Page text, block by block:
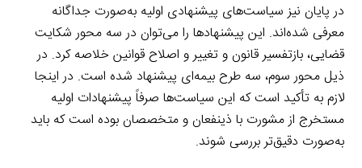
در پایان نیز سیاست‌های پیشنهادی اولیه به‌صورت جداگانه
معرفی شده‌اند. این پیشنهادها را می‌توان در سه محور شکایت
قضایی، بازتفسیر قانون و تغییر و اصلاح قوانین خلاصه کرد. در
ذیل محور سوم، سه طرح بیمه‌ای پیشنهاد شده است. در اینجا
لازم به تأکید است که این سیاست‌ها صرفاً پیشنهادات اولیه
مستخرج از مشورت با ذینفعان و متخصصان بوده است که باید
به‌صورت دقیق‌تر بررسی شوند.